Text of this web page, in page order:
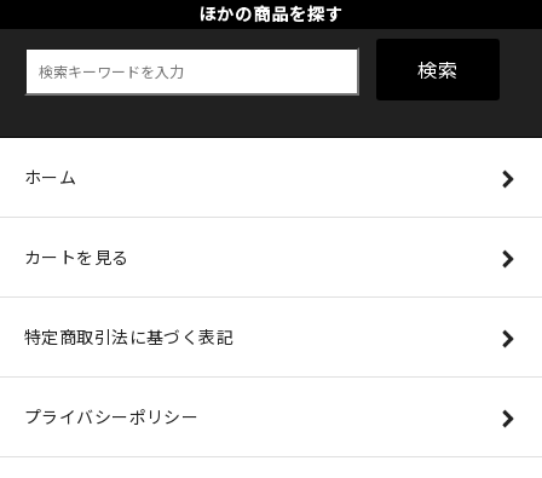
ほかの商品を探す
検索
ホーム
カートを見る
特定商取引法に基づく表記
プライバシーポリシー